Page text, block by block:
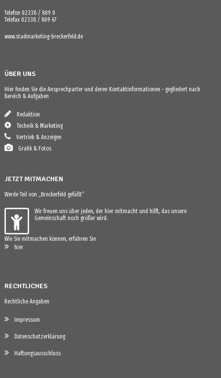
Telefon 02338 / 809 0
Telefax 02338 / 809 67
www.stadmarketing-breckerfeld.de
ÜBER UNS
Hier finden Sie die Ansprechparter und deren Kontaktinformationen - gegliedert nach
Bereich & Aufgaben
Redaktion
Technik & Marketing
Vertrieb & Anzeigen
Grafik & Fotos
JETZT MITMACHEN
Werde Teil von „Breckerfeld gefällt“
Wir freuen uns über jeden, der hier mitmacht und hilft, das unsere
Gemeinschaft noch größer wird.
Wie Sie mitmachen können, erfahren Sie
hier
RECHTLICHES
Rechtliche Angaben
Impressum
Datenschutzerklärung
Haftungsausschluss